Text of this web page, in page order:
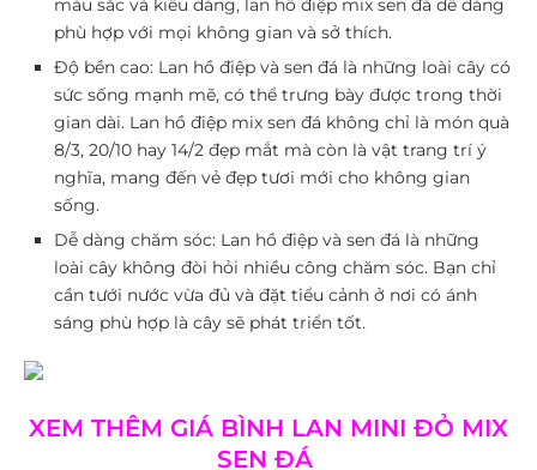
màu sắc và kiểu dáng, lan hồ điệp mix sen đá dễ dàng
phù hợp với mọi không gian và sở thích.
Độ bền cao: Lan hồ điệp và sen đá là những loài cây có
sức sống mạnh mẽ, có thể trưng bày được trong thời
gian dài. Lan hồ điệp mix sen đá không chỉ là món quà
8/3, 20/10 hay 14/2 đẹp mắt mà còn là vật trang trí ý
nghĩa, mang đến vẻ đẹp tươi mới cho không gian
sống.
Dễ dàng chăm sóc: Lan hồ điệp và sen đá là những
loài cây không đòi hỏi nhiều công chăm sóc. Bạn chỉ
cần tưới nước vừa đủ và đặt tiểu cảnh ở nơi có ánh
sáng phù hợp là cây sẽ phát triển tốt.
XEM THÊM GIÁ BÌNH LAN MINI ĐỎ MIX
SEN ĐÁ